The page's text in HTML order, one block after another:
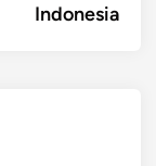
Indonesia